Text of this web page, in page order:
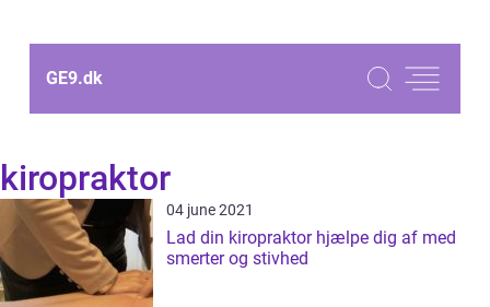
GE9.dk
kiropraktor
04 june 2021
Lad din kiropraktor hjælpe dig af med
smerter og stivhed